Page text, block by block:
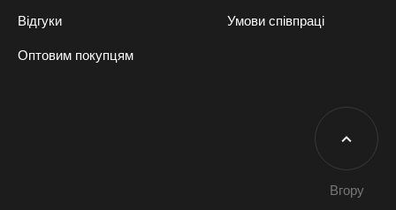
Відгуки Умови співпраці
Оптовим покупцям
Вгору